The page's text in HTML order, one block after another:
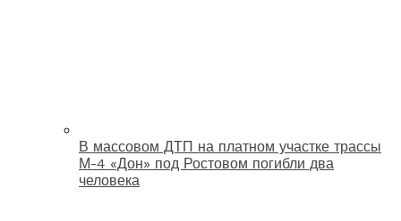
В массовом ДТП на платном участке трассы
М-4 «Дон» под Ростовом погибли два
человека